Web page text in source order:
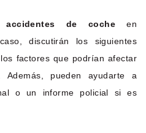
accidentes de coche en
discutirán los siguientes
factores que podrían afectar
pueden ayudarte a
o un informe policial si es